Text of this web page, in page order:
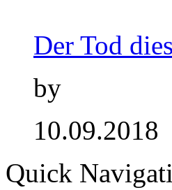
Der Tod
by
10.09.2018
Quick